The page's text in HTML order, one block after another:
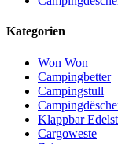
Kategorien
Won Won
Campingbetter
Campingstull
Klappbar
Cargoweste